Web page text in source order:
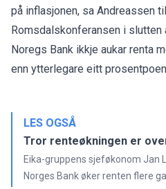
på inflasjonen, sa Andreassen
Romsdalskonferansen i slutten
Noregs Bank ikkje aukar renta
enn ytterlegare eitt
LES OGSÅ
Tror renteøkningen er
Eika-gruppens sjeføkonom Jan
Norges Bank øker renten flere